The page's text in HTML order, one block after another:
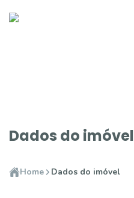
Dados do imóvel
Home Dados do imóvel